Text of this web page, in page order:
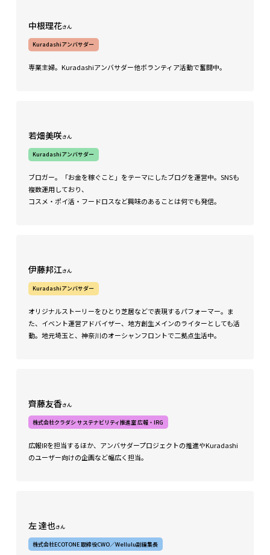
中根理花さん
Kuradashiアンバサダー
専業主婦。Kuradashiアンバサダー他ボランティア活動で奮闘中。
若畑美咲さん
Kuradashiアンバサダー
ブロガー。「お金を稼ぐこと」をテーマにしたブログを運営中。SNSも
複数運用しており、
コスメ・ポイ活・フードロスなど興味のあることは何でも発信。
伊藤邦江さん
Kuradashiアンバサダー
オリジナルストーリーをひとり芝居などで表現するパフォーマー。ま
た、イベント運営アドバイザー、地方創生メインのライターとしても活
動。地元埼玉と、神奈川のオーシャンフロントで二拠点生活中。
齊藤友香さん
株式会社クラダシ サステナビリティ推進室 広報・IRG
広報IRを担当するほか、アンバサダープロジェクトの推進やKuradashi
のユーザー向けの企画など幅広く担当。
左 達也さん
株式会社ECOTONE 取締役CWO／Wellulu副編集長